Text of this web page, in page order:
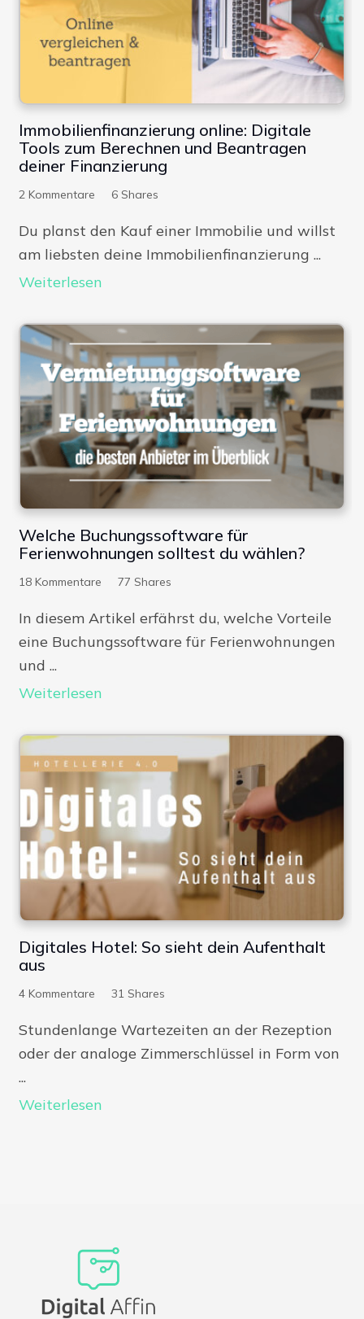
Immobilienfinanzierung online: Digitale
Tools zum Berechnen und Beantragen
deiner Finanzierung
2 Kommentare 6 Shares
Du planst den Kauf einer Immobilie und willst
am liebsten deine Immobilienfinanzierung ...
Weiterlesen
Welche Buchungssoftware für
Ferienwohnungen solltest du wählen?
18 Kommentare 77 Shares
In diesem Artikel erfährst du, welche Vorteile
eine Buchungssoftware für Ferienwohnungen
und ...
Weiterlesen
Digitales Hotel: So sieht dein Aufenthalt
aus
4 Kommentare 31 Shares
Stundenlange Wartezeiten an der Rezeption
oder der analoge Zimmerschlüssel in Form von
...
Weiterlesen